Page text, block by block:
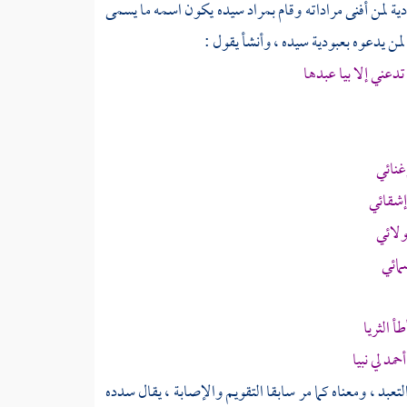
لمن أفنى مراداته وقام بمراد سيده يكون اسمه ما يسمى
يدعوه بعبودية سيده ، وأنشأ يقول :
إلا بيا عبدها
أحمدلي نبيا
، ومعناه كما مر سابقا التقويم والإصابة ، يقال سدده